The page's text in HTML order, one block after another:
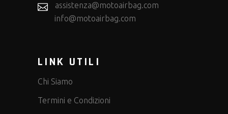
assistenza@motoairbag.com
info@motoairbag.com
LINK UTILI
Chi Siamo
Termini e Condizioni